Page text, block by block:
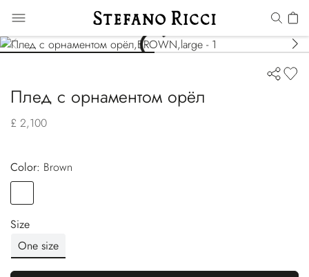
Плед с орнаментом орёл
£ 2,100
Color:
brown
Size
One size